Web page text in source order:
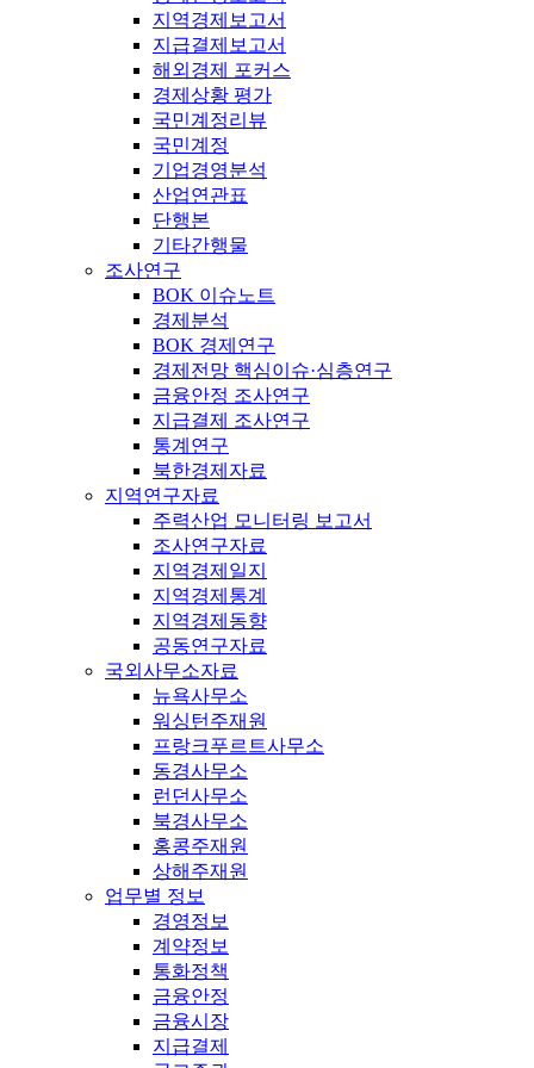
지역경제보고서
지급결제보고서
해외경제 포커스
경제상황 평가
국민계정리뷰
국민계정
기업경영분석
산업연관표
단행본
기타간행물
조사연구
BOK 이슈노트
경제분석
BOK 경제연구
경제전망 핵심이슈·심층연구
금융안정 조사연구
지급결제 조사연구
통계연구
북한경제자료
지역연구자료
주력산업 모니터링 보고서
조사연구자료
지역경제일지
지역경제통계
지역경제동향
공동연구자료
국외사무소자료
뉴욕사무소
워싱턴주재원
프랑크푸르트사무소
동경사무소
런던사무소
북경사무소
홍콩주재원
상해주재원
업무별 정보
경영정보
계약정보
통화정책
금융안정
금융시장
지급결제